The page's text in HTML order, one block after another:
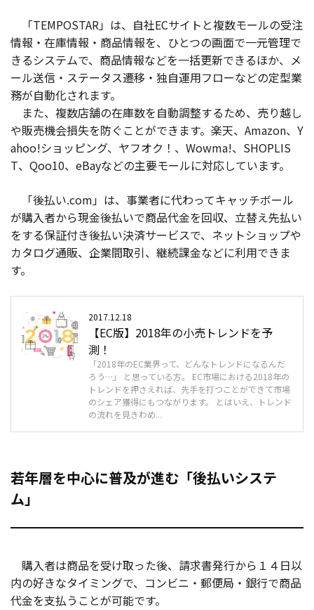
導入事例
お役立ち記事
03-6432-0346
電話受付：平日 10:00~17:00
お問い合わせ
「TEMPOSTAR」は、自社ECサイトと複数モールの受注
情報・在庫情報・商品情報を、ひとつの画面で一元管理で
きるシステムで、商品情報などを一括更新できるほか、メ
ール送信・ステータス遷移・独自運用フローなどの定型業
務が自動化されます。
また、複数店舗の在庫数を自動調整するため、売り越し
や販売機会損失を防ぐことができます。楽天、Amazon、Y
ahoo!ショッピング、ヤフオク！、Wowma!、SHOPLIS
T、Qoo10、eBayなどの主要モールに対応しています。
「後払い.com」は、事業者に代わってキャッチボール
が購入者から現金後払いで商品代金を回収、立替え先払い
をする保証付き後払い決済サービスで、ネットショップや
カタログ通販、企業間取引、継続課金などに利用できま
す。
2017.12.18
【EC版】2018年の小売トレンドを予
測！
「2018年のEC業界って、どんなトレンドになるんだ
ろう…」 と思っている方。 EC市場における2018年の
トレンドを押さえれば、先手を打つことができて市場
のシェア獲得にもつながります。 とはいえ、トレンド
の流れを見きわめ...
若年層を中心に普及が進む「後払いシステ
ム」
購入者は商品を受け取った後、請求書発行から１４日以
内の好きなタイミングで、コンビニ・郵便局・銀行で商品
代金を支払うことが可能です。